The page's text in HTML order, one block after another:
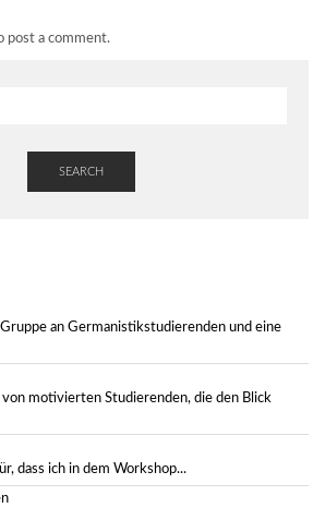
post a comment.
SEARCH
an Germanistikstudierenden und eine
motivierten Studierenden, die den Blick
dass ich in dem Workshop...